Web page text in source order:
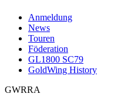
Anmeldung
News
Touren
Föderation
GL1800 SC79
GoldWing History
GWRRA